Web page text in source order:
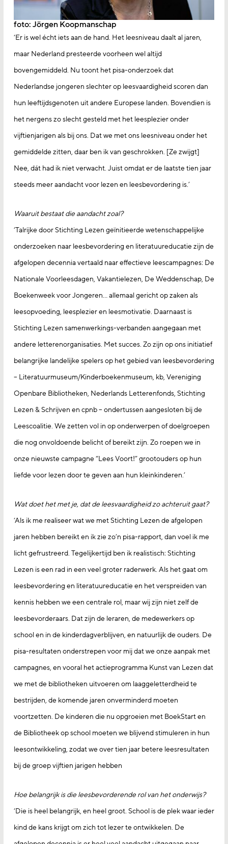
foto: Jörgen Koopmanschap
‘Er is wel écht iets aan de hand. Het leesniveau daalt al jaren,
maar Nederland presteerde voorheen wel altijd
bovengemiddeld. Nu toont het pisa-onderzoek dat
Nederlandse jongeren slechter op leesvaardigheid scoren dan
hun leeftijdsgenoten uit andere Europese landen. Bovendien is
het nergens zo slecht gesteld met het leesplezier onder
vijftienjarigen als bij ons. Dat we met ons leesniveau onder het
gemiddelde zitten, daar ben ik van geschrokken. [Ze zwijgt]
Nee, dát had ik niet verwacht. Juist omdat er de laatste tien jaar
steeds meer aandacht voor lezen en leesbevordering is.’
Waaruit bestaat die aandacht zoal?
‘Talrijke door Stichting Lezen geïnitieerde wetenschappelijke
onderzoeken naar leesbevordering en literatuureducatie zijn de
afgelopen decennia vertaald naar effectieve leescampagnes: De
Nationale Voorleesdagen, Vakantielezen, De Weddenschap, De
Boekenweek voor Jongeren… allemaal gericht op zaken als
leesopvoeding, leesplezier en leesmotivatie. Daarnaast is
Stichting Lezen samenwerkings-verbanden aangegaan met
andere letterenorganisaties. Met succes. Zo zijn op ons initiatief
belangrijke landelijke spelers op het gebied van leesbevordering
– Literatuurmuseum/Kinderboekenmuseum, kb, Vereniging
Openbare Bibliotheken, Nederlands Letterenfonds, Stichting
Lezen & Schrijven en cpnb – ondertussen aangesloten bij de
Leescoalitie. We zetten vol in op onderwerpen of doelgroepen
die nog onvoldoende belicht of bereikt zijn. Zo roepen we in
onze nieuwste campagne “Lees Voort!” grootouders op hun
liefde voor lezen door te geven aan hun kleinkinderen.’
Wat doet het met je, dat de leesvaardigheid zo achteruit gaat?
‘Als ik me realiseer wat we met Stichting Lezen de afgelopen
jaren hebben bereikt en ik zie zo’n pisa-rapport, dan voel ik me
licht gefrustreerd. Tegelijkertijd ben ik realistisch: Stichting
Lezen is een rad in een veel groter raderwerk. Als het gaat om
leesbevordering en literatuureducatie en het verspreiden van
kennis hebben we een centrale rol, maar wij zijn niet zelf de
leesbevorderaars. Dat zijn de leraren, de medewerkers op
school en in de kinderdagverblijven, en natuurlijk de ouders. De
pisa-resultaten onderstrepen voor mij dat we onze aanpak met
campagnes, en vooral het actieprogramma Kunst van Lezen dat
we met de bibliotheken uitvoeren om laaggeletterdheid te
bestrijden, de komende jaren onverminderd moeten
voortzetten. De kinderen die nu opgroeien met BoekStart en
de Bibliotheek op school moeten we blijvend stimuleren in hun
leesontwikkeling, zodat we over tien jaar betere leesresultaten
bij de groep vijftien jarigen hebben
Hoe belangrijk is die leesbevorderende rol van het onderwijs?
‘Die is heel belangrijk, en heel groot. School is de plek waar ieder
kind de kans krijgt om zich tot lezer te ontwikkelen. De